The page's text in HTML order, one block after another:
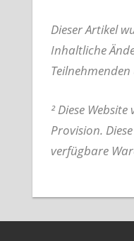
Dieser Artikel
Inhaltliche
² Diese
Provision.
verfügbare